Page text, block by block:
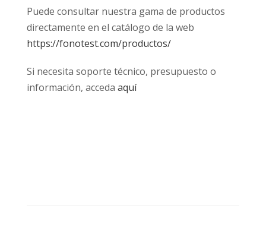
Puede consultar nuestra gama de productos
directamente en el catálogo de la web
https://fonotest.com/productos/
Si necesita soporte técnico, presupuesto o
información, acceda aquí